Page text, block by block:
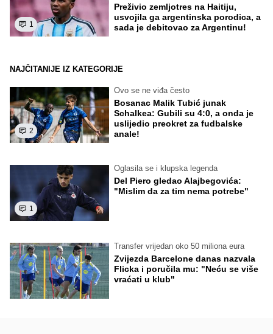
1
Preživio zemljotres na Haitiju,
usvojila ga argentinska porodica, a
sada je debitovao za Argentinu!
NAJČITANIJE IZ KATEGORIJE
2
Ovo se ne viđa često
Bosanac Malik Tubić junak
Schalkea: Gubili su 4:0, a onda je
uslijedio preokret za fudbalske
anale!
1
Oglasila se i klupska legenda
Del Piero gledao Alajbegovića:
"Mislim da za tim nema potrebe"
Transfer vrijedan oko 50 miliona eura
Zvijezda Barcelone danas nazvala
Flicka i poručila mu: "Neću se više
vraćati u klub"